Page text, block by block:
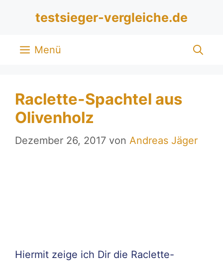
testsieger-vergleiche.de
Menü
Raclette-Spachtel aus
Olivenholz
Dezember 26, 2017 von Andreas Jäger
Hiermit zeige ich Dir die Raclette-